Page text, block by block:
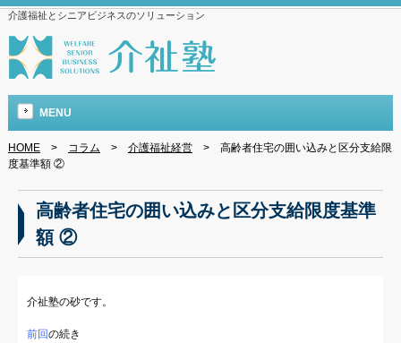
介護福祉とシニアビジネスのソリューション
MENU
HOME> コラム > 介護福祉経営> 高齢者住宅の囲い込みと区分支給限
度基準額 ②
高齢者住宅の囲い込みと区分支給限度基準
額 ②
介祉塾の砂です。
前回の続き